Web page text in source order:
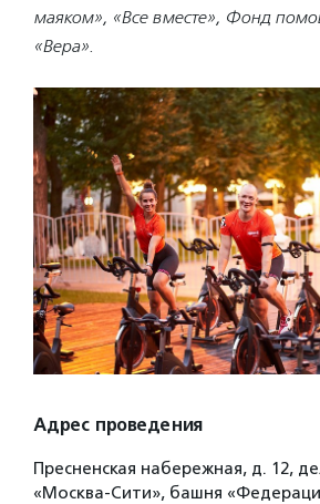
маяком», «Все вместе», Фонд
«Вера».
Адрес проведения
Пресненская набережная, д. 12,
«Москва-Сити», башня